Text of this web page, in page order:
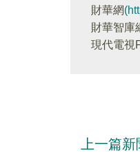
財華網
財華智庫
現代電視
上一篇新